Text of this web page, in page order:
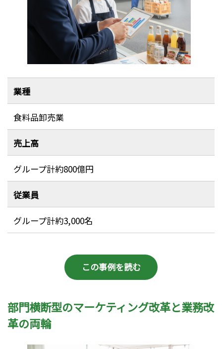
業種
食料品卸売業
売上高
グループ計約800億円
従業員
グループ計約3,000名
この事例を読む
部門横断型のマーケティング改革と業務改
革の両輪